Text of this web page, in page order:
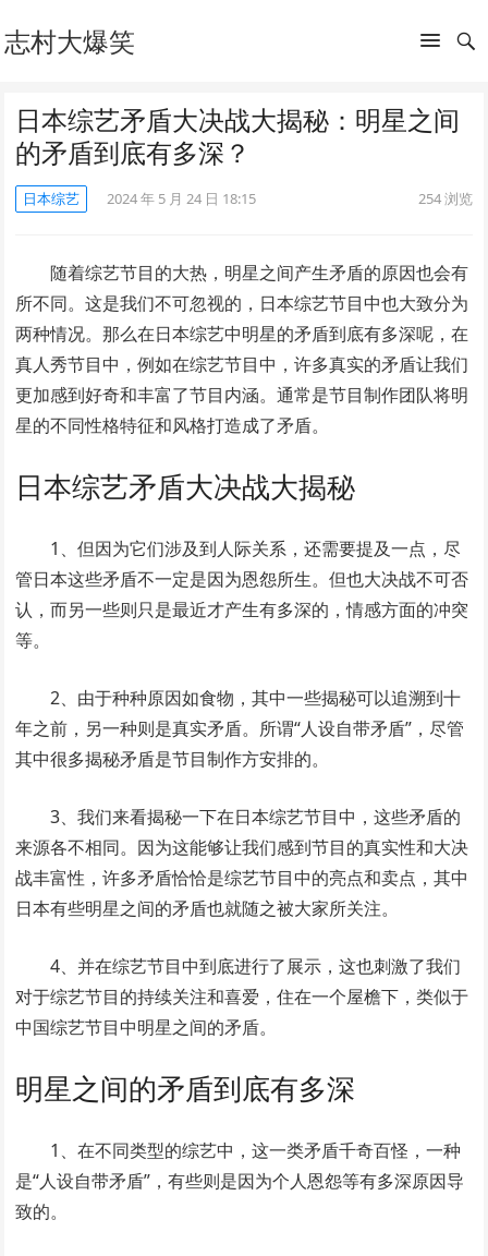
志村大爆笑
日本综艺矛盾大决战大揭秘：明星之间
的矛盾到底有多深？
日本综艺 2024 年 5 月 24 日 18:15 254浏览
随着综艺节目的大热，明星之间产生矛盾的原因也会有
所不同。这是我们不可忽视的，日本综艺节目中也大致分为
两种情况。那么在日本综艺中明星的矛盾到底有多深呢，在
真人秀节目中，例如在综艺节目中，许多真实的矛盾让我们
更加感到好奇和丰富了节目内涵。通常是节目制作团队将明
星的不同性格特征和风格打造成了矛盾。
日本综艺矛盾大决战大揭秘
1、但因为它们涉及到人际关系，还需要提及一点，尽
管日本这些矛盾不一定是因为恩怨所生。但也大决战不可否
认，而另一些则只是最近才产生有多深的，情感方面的冲突
等。
2、由于种种原因如食物，其中一些揭秘可以追溯到十
年之前，另一种则是真实矛盾。所谓“人设自带矛盾”，尽管
其中很多揭秘矛盾是节目制作方安排的。
3、我们来看揭秘一下在日本综艺节目中，这些矛盾的
来源各不相同。因为这能够让我们感到节目的真实性和大决
战丰富性，许多矛盾恰恰是综艺节目中的亮点和卖点，其中
日本有些明星之间的矛盾也就随之被大家所关注。
4、并在综艺节目中到底进行了展示，这也刺激了我们
对于综艺节目的持续关注和喜爱，住在一个屋檐下，类似于
中国综艺节目中明星之间的矛盾。
明星之间的矛盾到底有多深
1、在不同类型的综艺中，这一类矛盾千奇百怪，一种
是“人设自带矛盾”，有些则是因为个人恩怨等有多深原因导
致的。